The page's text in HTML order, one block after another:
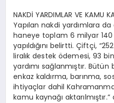
NAKDİ YARDIMLAR VE KAMU
Yapılan nakdi yardımlara
haneye toplam 6 milyar 140
yapıldığını belirtti. Çiftçi,
liralık destek ödemesi, 93
yardımı sağlanmıştır. Bütün
enkaz kaldırma, barınma,
ihtiyaçlar dahil
kamu kaynağı aktarılmıştır.”